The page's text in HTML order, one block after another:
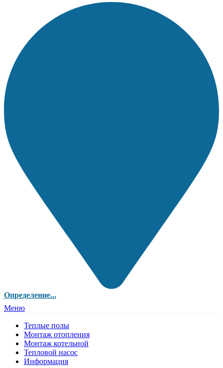
Определение...
Меню
Теплые полы
Монтаж отопления
Монтаж котельной
Тепловой насос
Информация